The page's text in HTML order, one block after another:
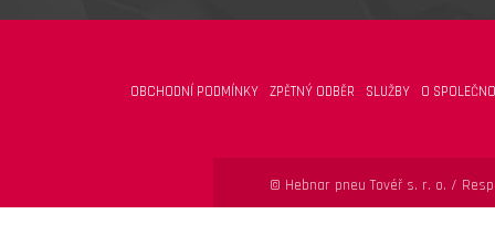
OBCHODNÍ PODMÍNKY ZPĚTNÝ ODBĚR SLUŽBY O
© Hebnar pneu Tovéř s. r. o. /